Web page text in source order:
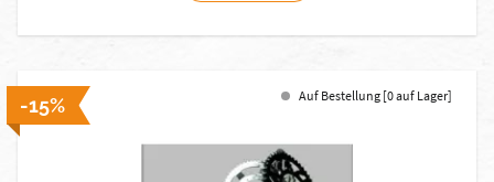
-15% Auf Bestellung [0 auf Lager]